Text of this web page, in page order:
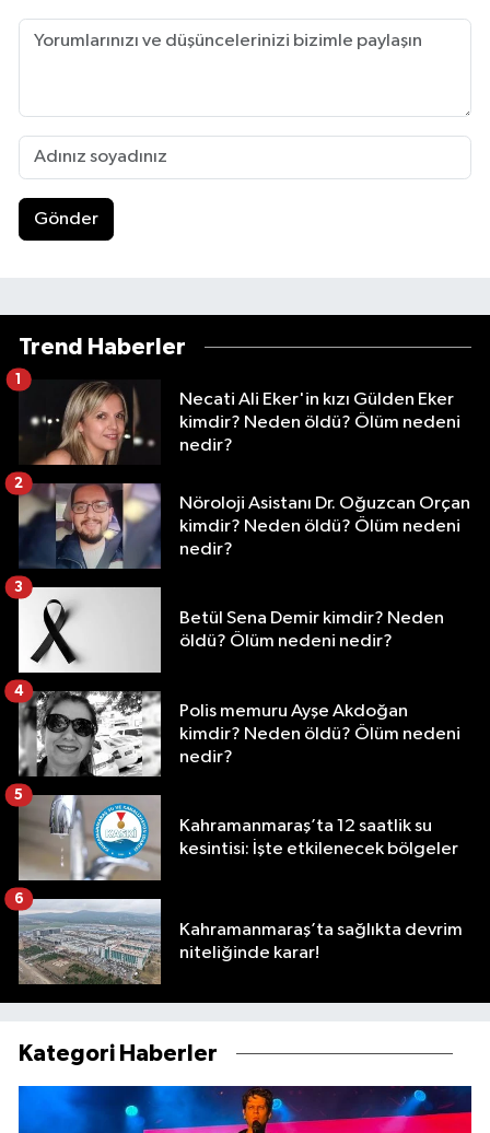
Gönder
Trend Haberler
Necati Ali Eker'in kızı Gülden Eker
kimdir? Neden öldü? Ölüm nedeni
nedir?
1
Nöroloji Asistanı Dr. Oğuzcan Orçan
kimdir? Neden öldü? Ölüm nedeni
nedir?
2
Betül Sena Demir kimdir? Neden
öldü? Ölüm nedeni nedir?
3
Polis memuru Ayşe Akdoğan
kimdir? Neden öldü? Ölüm nedeni
nedir?
4
Kahramanmaraş’ta 12 saatlik su
kesintisi: İşte etkilenecek bölgeler
5
Kahramanmaraş’ta sağlıkta devrim
niteliğinde karar!
6
Kategori Haberler